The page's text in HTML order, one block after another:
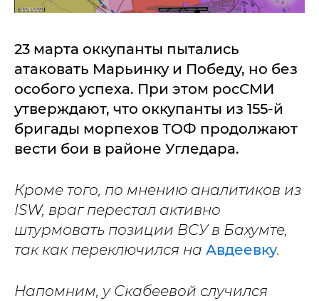
23 марта оккупанты пытались
атаковать Марьинку и Победу, но без
особого успеха. При этом росСМИ
утверждают, что оккупанты из 155-й
бригады морпехов ТОФ продолжают
вести бои в районе Угледара.
Кроме того, по мнению аналитиков из
ISW, враг перестал активно
штурмовать позиции ВСУ в Бахумте,
так как переключился на Авдеевку.
Напомним, у Скабеевой случился